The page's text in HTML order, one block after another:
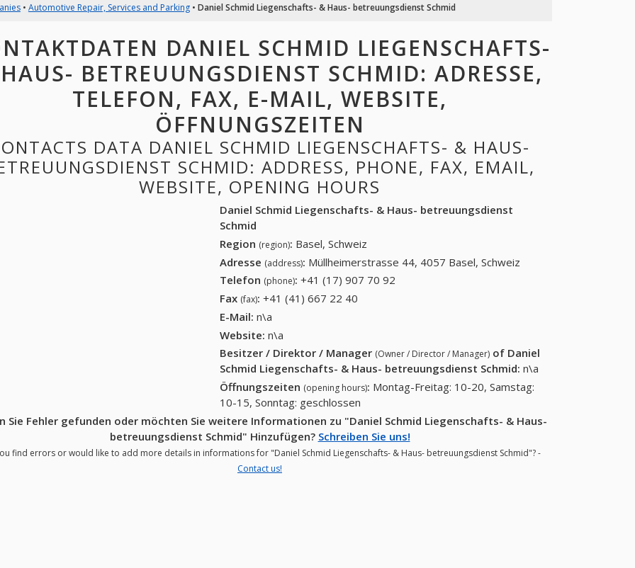
• Automotive Repair, Services and Parking• Daniel Schmid Liegenschafts- & Haus- betreuungsdienst Schmid
DANIEL SCHMID LIEGENSCHAFTS-
BETREUUNGSDIENST SCHMID: ADRESSE,
TELEFON, FAX, E-MAIL, WEBSITE,
ÖFFNUNGSZEITEN
DATA DANIEL SCHMID LIEGENSCHAFTS- & HAUS-
SCHMID: ADDRESS, PHONE, FAX, EMAIL,
WEBSITE, OPENING HOURS
Daniel Schmid Liegenschafts- & Haus- betreuungsdienst
Schmid
Region (region): Basel, Schweiz
Adresse (address): Müllheimerstrasse 44, 4057 Basel, Schweiz
Telefon (phone): +41 (17) 907 70 92
Fax (fax): +41 (41) 667 22 40
E-Mail: n\a
Website: n\a
Besitzer / Direktor / Manager (Owner / Director / Manager) of Daniel
Schmid Liegenschafts- & Haus- betreuungsdienst Schmid: n\a
Öffnungszeiten (opening hours): Montag-Freitag: 10-20, Samstag:
10-15, Sonntag: geschlossen
Sie Fehler gefunden oder möchten Sie weitere Informationen zu "Daniel Schmid Liegenschafts- & Haus-
betreuungsdienst Schmid" Hinzufügen? Schreiben Sie uns!
find errors or would like to add more details in informations for "Daniel Schmid Liegenschafts- & Haus- betreuungsdienst Schmid"? -
Contact us!